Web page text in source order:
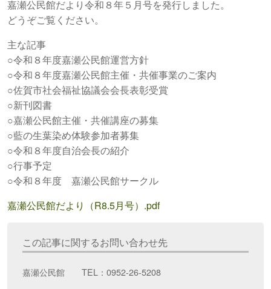
嘉瀬公民館だより令和８年５月号を発行しました。
どうぞご覧ください。
主な記事
○令和８年度嘉瀬公民館運営方針
○令和８年度嘉瀬公民館主催・共催事業のご案内
○佐賀市社会福祉協議会会長表彰受賞
○新刊図書
○嘉瀬公民館主催・共催講座の募集
○藍の生葉染め体験参加者募集
○令和８年度自治会長の紹介
○行事予定
○令和８年度 嘉瀬公民館サークル
嘉瀬公民館だより（R8.5月号）.pdf
この記事に関するお問い合わせ先
嘉瀬公民館 TEL：0952-26-5208